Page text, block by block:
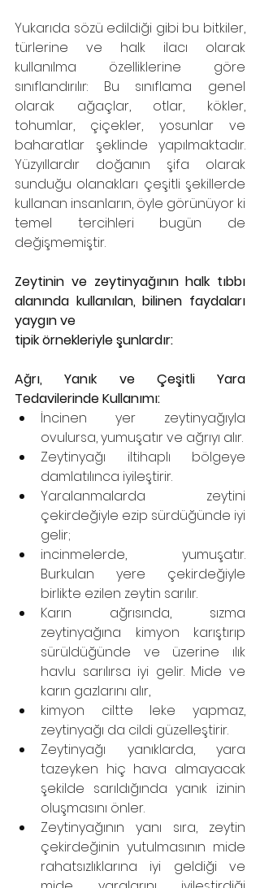
Yukarıda sözü edildiği gibi bu bitkiler,
türlerine ve halk ilacı olarak
kullanılma özelliklerine göre
sınıflandırılır: Bu sınıflama genel
olarak ağaçlar, otlar, kökler,
tohumlar, çiçekler, yosunlar ve
baharatlar şeklinde yapılmaktadır.
Yüzyıllardır doğanın şifa olarak
sunduğu olanakları çeşitli şekillerde
kullanan insanların, öyle görünüyor ki
temel tercihleri bugün de
değişmemiştir.
Zeytinin ve zeytinyağının halk tıbbı
alanında kullanılan, bilinen faydaları
yaygın ve
tipik örnekleriyle şunlardır:
Ağrı, Yanık ve Çeşitli Yara
Tedavilerinde Kullanımı:
İncinen yer zeytinyağıyla
ovulursa, yumuşatır ve ağrıyı alır.
Zeytinyağı iltihaplı bölgeye
damlatılınca iyileştirir.
Yaralanmalarda zeytini
çekirdeğiyle ezip sürdüğünde iyi
gelir;
incinmelerde, yumuşatır.
Burkulan yere çekirdeğiyle
birlikte ezilen zeytin sarılır.
Karın ağrısında, sızma
zeytinyağına kimyon karıştırıp
sürüldüğünde ve üzerine ılık
havlu sarılırsa iyi gelir. Mide ve
karın gazlarını alır,
kimyon ciltte leke yapmaz,
zeytinyağı da cildi güzelleştirir.
Zeytinyağı yanıklarda, yara
tazeyken hiç hava almayacak
şekilde sarıldığında yanık izinin
oluşmasını önler.
Zeytinyağının yanı sıra, zeytin
çekirdeğinin yutulmasının mide
rahatsızlıklarına iyi geldiği ve